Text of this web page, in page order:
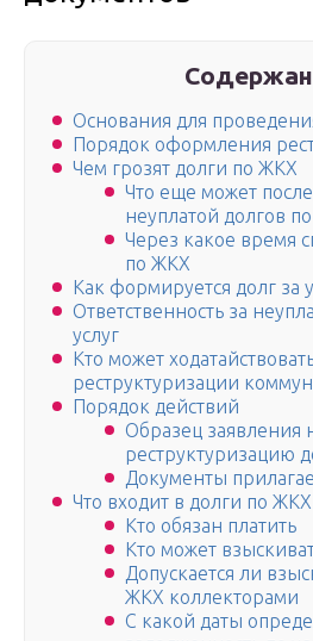
Основания для
Порядок оформления
Чем грозят долги по ЖКХ
Что еще может
неуплатой долгов
Через какое время
по ЖКХ
Как формируется долг за
Ответственность за
услуг
Кто может
реструктуризации
Порядок действий
Образец заявления
реструктуризацию
Документы
Что входит в долги по ЖКХ
Кто обязан платить
Кто может
Допускается ли
ЖКХ коллекторами
С какой даты